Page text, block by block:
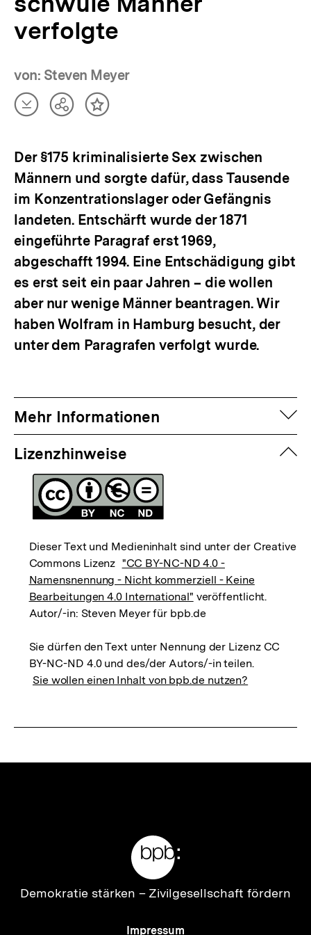
verfolgte
von: Steven Meyer
Artikel
herunterladen
TeilenInhalt
Der §175 kriminalisierte Sex zwischen
Männern und sorgte dafür, dass Tausende
im Konzentrationslager oder Gefängnis
landeten. Entschärft wurde der 1871
eingeführte Paragraf erst 1969,
abgeschafft 1994. Eine Entschädigung gibt
es erst seit ein paar Jahren – die wollen
aber nur wenige Männer beantragen. Wir
haben Wolfram in Hamburg besucht, der
unter dem Paragrafen verfolgt wurde.
Mehr Informationen
Lizenzhinweise
Dieser Text und Medieninhalt sind unter der Creative
Commons Lizenz "CC BY-NC-ND 4.0 -
Namensnennung - Nicht kommerziell - Keine
Bearbeitungen 4.0 International" veröffentlicht.
Autor/-in: Steven Meyer für bpb.de
Sie dürfen den Text unter Nennung der Lizenz CC
BY-NC-ND 4.0 und des/der Autors/-in teilen.
Sie wollen einen Inhalt von bpb.de nutzen?
Zur
Demokratie stärken – Zivilgesellschaft fördern
Meta-
Impressum